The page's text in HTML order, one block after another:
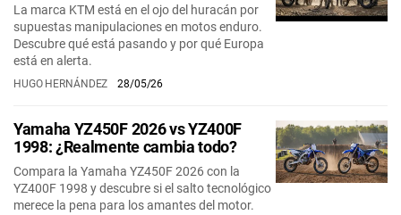
La marca KTM está en el ojo del huracán por
supuestas manipulaciones en motos enduro.
Descubre qué está pasando y por qué Europa
está en alerta.
HUGO HERNÁNDEZ 28/05/26
Yamaha YZ450F 2026 vs YZ400F
1998: ¿Realmente cambia todo?
Compara la Yamaha YZ450F 2026 con la
YZ400F 1998 y descubre si el salto tecnológico
merece la pena para los amantes del motor.